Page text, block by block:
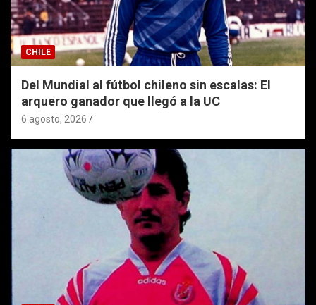
CHILE
Del Mundial al fútbol chileno sin escalas: El
arquero ganador que llegó a la UC
6 agosto, 2026